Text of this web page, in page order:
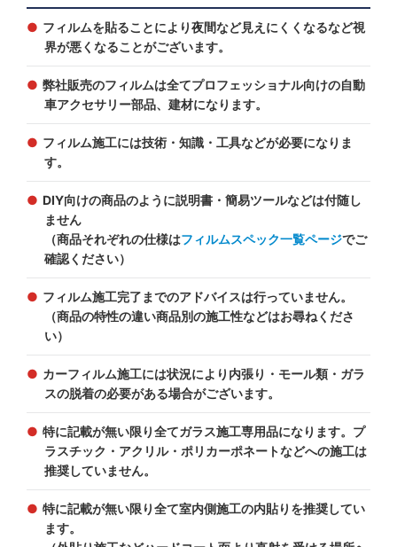
フィルムを貼ることにより夜間など見えにくくなるなど視
界が悪くなることがございます。
弊社販売のフィルムは全てプロフェッショナル向けの自動
車アクセサリー部品、建材になります。
フィルム施工には技術・知識・工具などが必要になりま
す。
DIY向けの商品のように説明書・簡易ツールなどは付随し
ません
（商品それぞれの仕様はフィルムスペック一覧ページでご
確認ください）
フィルム施工完了までのアドバイスは行っていません。
（商品の特性の違い商品別の施工性などはお尋ねくださ
い）
カーフィルム施工には状況により内張り・モール類・ガラ
スの脱着の必要がある場合がございます。
特に記載が無い限り全てガラス施工専用品になります。プ
ラスチック・アクリル・ポリカーポネートなどへの施工は
推奨していません。
特に記載が無い限り全て室内側施工の内貼りを推奨してい
ます。